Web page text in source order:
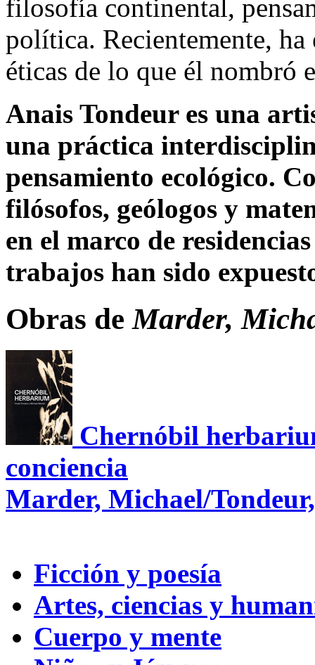
filosofía continental,
política. Recientemente,
éticas de lo que él nombró
Anais Tondeures una
una práctica
pensamiento ecológico.
filósofos, geólogos y
en el marco de
trabajos han sido
Obras deMarder,
Chernóbil
conciencia
Marder, Michael/
Ficción y poesía
Artes, ciencias y
Cuerpo y mente